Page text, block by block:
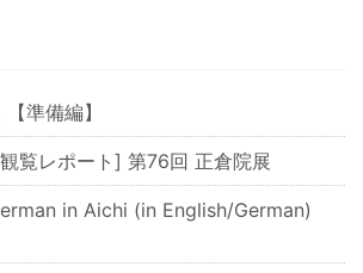
準備編】
覧レポート] 第76回 正倉院展
in Aichi (in English/German)